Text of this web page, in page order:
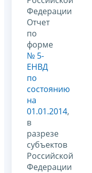
Федерации
Отчет
по
форме
№ 5-
ЕНВД
по
состоянию
на
01.01.2014,
в
разрезе
субъектов
Российской
Федерации